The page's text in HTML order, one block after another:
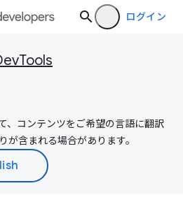
ログイン
、コンテンツをご希望の言語に翻訳
が含まれる場合があります。